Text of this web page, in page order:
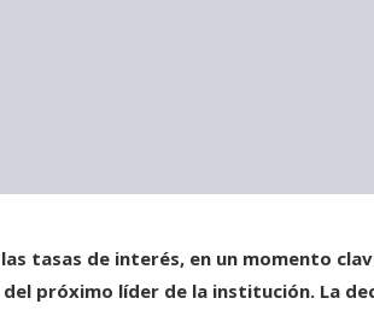
tasas de interés, en un momento
próximo líder de la institución. La